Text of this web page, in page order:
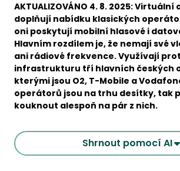
AKTUALIZOVÁNO 4. 8. 2025:
doplňují nabídku klasických
oni poskytují mobilní hlasové i
Hlavním rozdílem je, že nemají své
ani rádiové frekvence. Využívají
infrastrukturu tří hlavních českých
kterými jsou O2, T-Mobile a
operátorů jsou na trhu desítky, tak
kouknout alespoň na pár z nich.
Shrnout pomocí AI